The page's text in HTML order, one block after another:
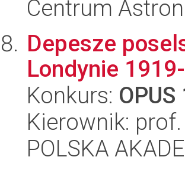
Centrum
Depesze
Londynie
Konkurs: OPUS
Kierownik:
POLSKA